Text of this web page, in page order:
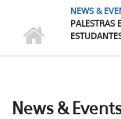
NEWS &
PALESTRAS
News & Events